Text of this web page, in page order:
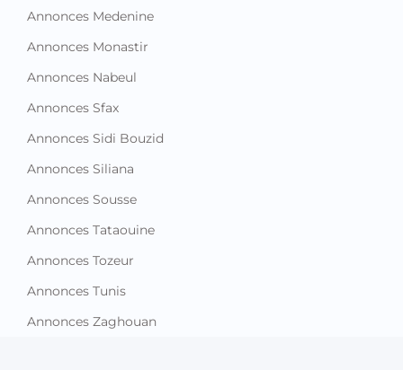
Annonces Medenine
Annonces Monastir
Annonces Nabeul
Annonces Sfax
Annonces Sidi Bouzid
Annonces Siliana
Annonces Sousse
Annonces Tataouine
Annonces Tozeur
Annonces Tunis
Annonces Zaghouan